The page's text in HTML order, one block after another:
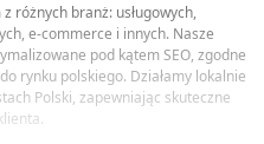
różnych branż: usługowych,
e-commerce i innych. Nasze
pod kątem SEO, zgodne
rynku polskiego. Działamy lokalnie
Polski, zapewniając skuteczne